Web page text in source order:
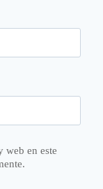
web en este